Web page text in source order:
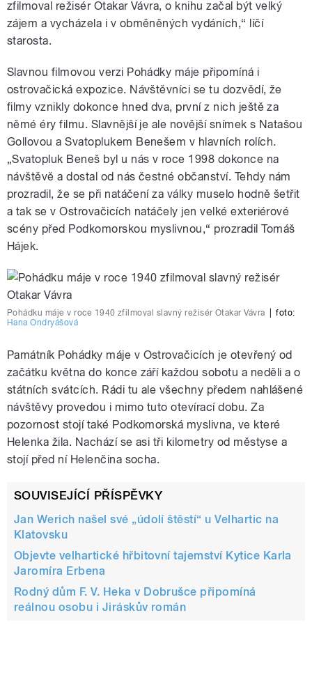
zfilmoval režisér Otakar Vávra, o knihu začal být velký
zájem a vycházela i v obměněných vydáních,“ líčí
starosta.
Slavnou filmovou verzi Pohádky máje připomíná i
ostrovačická expozice. Návštěvníci se tu dozvědí, že
filmy vznikly dokonce hned dva, první z nich ještě za
němé éry filmu. Slavnější je ale novější snímek s Natašou
Gollovou a Svatoplukem Benešem v hlavních rolích.
„Svatopluk Beneš byl u nás v roce 1998 dokonce na
návštěvě a dostal od nás čestné občanství. Tehdy nám
prozradil, že se při natáčení za války muselo hodně šetřit
a tak se v Ostrovačicích natáčely jen velké exteriérové
scény před Podkomorskou myslivnou,“ prozradil Tomáš
Hájek.
Pohádku máje v roce 1940 zfilmoval slavný režisér Otakar Vávra
foto:
Hana Ondryášová
Památník Pohádky máje v Ostrovačicích je otevřený od
začátku května do konce září každou sobotu a neděli a o
státních svátcích. Rádi tu ale všechny předem nahlášené
návštěvy provedou i mimo tuto otevírací dobu. Za
pozornost stojí také Podkomorská myslivna, ve které
Helenka žila. Nachází se asi tři kilometry od městyse a
stojí před ní Helenčina socha.
SOUVISEJÍCÍ PŘÍSPĚVKY
Jan Werich našel své „údolí štěstí“ u Velhartic na
Klatovsku
Objevte velhartické hřbitovní tajemství Kytice Karla
Jaromíra Erbena
Rodný dům F. V. Heka v Dobrušce připomíná
reálnou osobu i Jiráskův román